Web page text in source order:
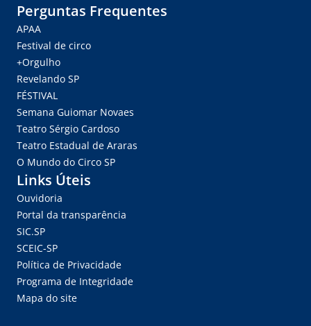
Perguntas Frequentes
APAA
Festival de circo
+Orgulho
Revelando SP
FÉSTIVAL
Semana Guiomar Novaes
Teatro Sérgio Cardoso
Teatro Estadual de Araras
O Mundo do Circo SP
Links Úteis
Ouvidoria
Portal da transparência
SIC.SP
SCEIC-SP
Política de Privacidade
Programa de Integridade
Mapa do site